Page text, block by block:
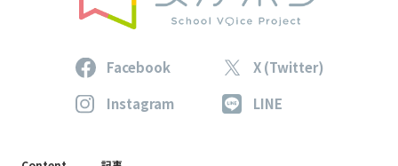
Facebook
X (Twitter)
Instagram
LINE